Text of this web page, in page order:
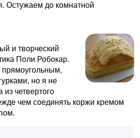
Остужаем до комнатной
и творческий
Поли Робокар.
прямоугольным,
но я не
из четвертого
чем соединять коржи кремом